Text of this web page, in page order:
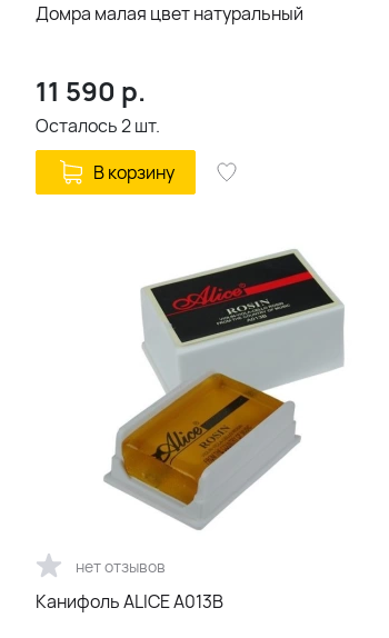
Домра малая цвет натуральный
11 590 р.
Осталось2шт.
В корзину
нет отзывов
Канифоль ALICE A013B